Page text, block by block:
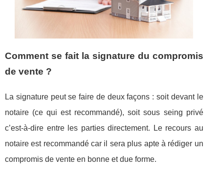
Comment se fait la signature du compromis
de vente ?
La signature peut se faire de deux façons : soit devant le
notaire (ce qui est recommandé), soit sous seing privé
c’est-à-dire entre les parties directement. Le recours au
notaire est recommandé car il sera plus apte à rédiger un
compromis de vente en bonne et due forme.